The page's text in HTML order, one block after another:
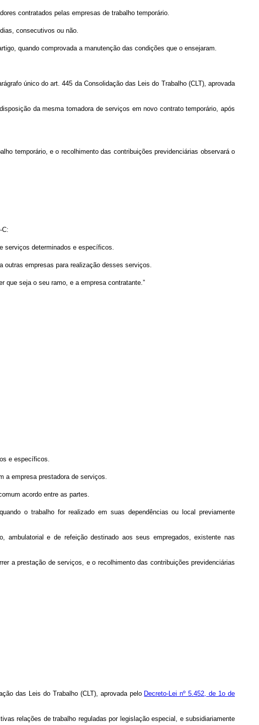
contratados pelas empresas de trabalho temporário.
consecutivos ou não.
quando comprovada a manutenção das condições que o ensejaram.
único do art. 445 da Consolidação das Leis do Trabalho (CLT), aprovada
da mesma tomadora de serviços em novo contrato temporário, após
temporário, e o recolhimento das contribuições previdenciárias observará o
C:
serviços determinados e específicos.
outras empresas para realização desses serviços.
que seja o seu ramo, e a empresa contratante.”
e específicos.
a empresa prestadora de serviços.
acordo entre as partes.
o trabalho for realizado em suas dependências ou local previamente
ambulatorial e de refeição destinado aos seus empregados, existente nas
a prestação de serviços, e o recolhimento das contribuições previdenciárias
das Leis do Trabalho (CLT), aprovada pelo Decreto-Lei nº 5.452, de 1o de
relações de trabalho reguladas por legislação especial, e subsidiariamente